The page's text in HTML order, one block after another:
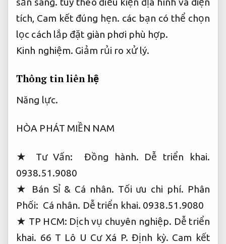
tích, Cam kết đúng hẹn. các bạn có thể chọn
lọc cách lắp đặt giàn phơi phù hợp.
Kinh nghiệm. Giảm rủi ro xử lý.
Thông tin liên hệ
Năng lực.
HÒA PHÁT MIỀN NAM
★ Tư Vấn: Đồng hành.
Dễ triển khai.
0938.51.9080
★ Bán Sỉ & Cá nhân. Tối ưu chi phí. Phân
Phối: Cá nhân. Dễ triển khai. 0938.51.9080
★ TP HCM: Dịch vụ chuyên nghiệp. Dễ triển
khai. 66 T Lô U Cư Xá P.Định kỳ. Cam kết